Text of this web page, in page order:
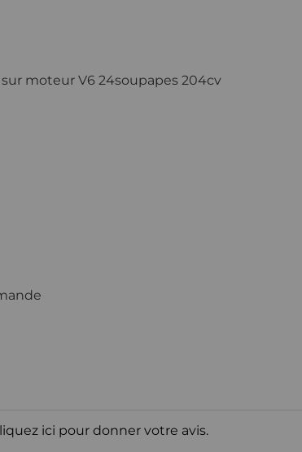
moteur V6 24soupapes 204cv
ici pour donner votre avis.